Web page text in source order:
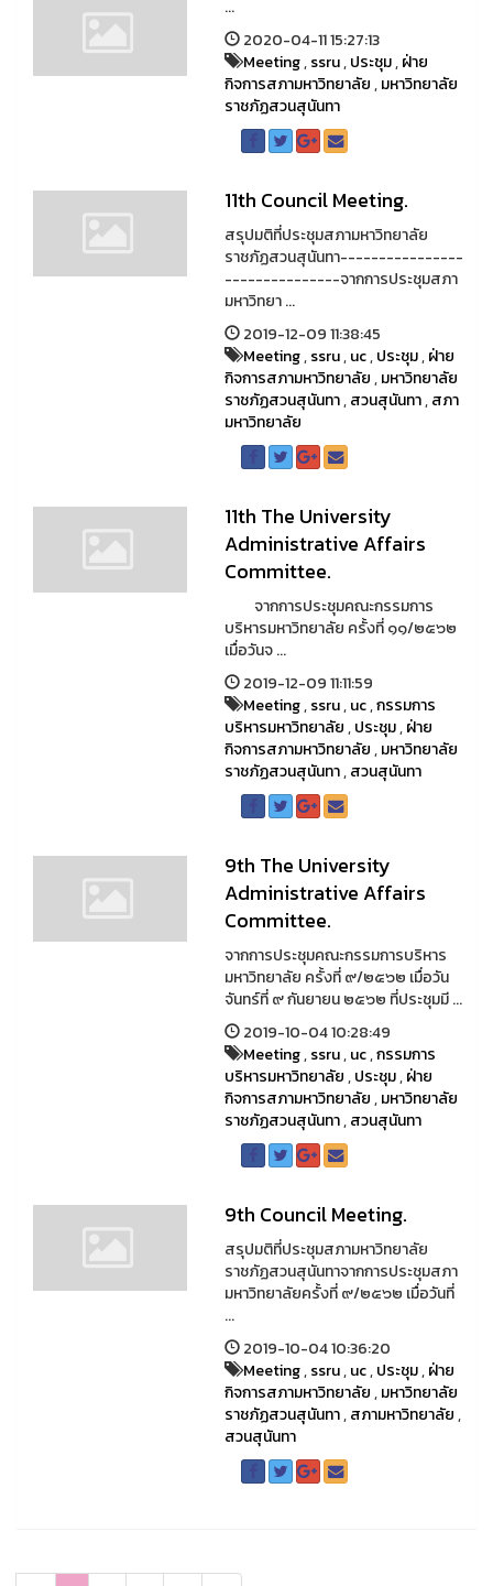
...
2020-04-11 15:27:13
Meeting,ssru,ประชุม,ฝ่าย
กิจการสภามหาวิทยาลัย,มหาวิทยาลัย
ราชภัฏสวนสุนันทา
11th Council Meeting.
สรุปมติที่ประชุมสภามหาวิทยาลัย
ราชภัฏสวนสุนันทา----------------
---------------จากการประชุมสภา
มหาวิทยา ...
2019-12-09 11:38:45
Meeting,ssru,uc,ประชุม,ฝ่าย
กิจการสภามหาวิทยาลัย,มหาวิทยาลัย
ราชภัฏสวนสุนันทา,สวนสุนันทา,สภา
มหาวิทยาลัย
11th The University
Administrative Affairs
Committee.
จากการประชุมคณะกรรมการ
บริหารมหาวิทยาลัย ครั้งที่ ๑๑/๒๕๖๒
เมื่อวันจ ...
2019-12-09 11:11:59
Meeting,ssru,uc,กรรมการ
บริหารมหาวิทยาลัย,ประชุม,ฝ่าย
กิจการสภามหาวิทยาลัย,มหาวิทยาลัย
ราชภัฏสวนสุนันทา,สวนสุนันทา
9th The University
Administrative Affairs
Committee.
จากการประชุมคณะกรรมการบริหาร
มหาวิทยาลัย ครั้งที่ ๙/๒๕๖๒ เมื่อวัน
จันทร์ที่ ๙ กันยายน ๒๕๖๒ ที่ประชุมมี ...
2019-10-04 10:28:49
Meeting,ssru,uc,กรรมการ
บริหารมหาวิทยาลัย,ประชุม,ฝ่าย
กิจการสภามหาวิทยาลัย,มหาวิทยาลัย
ราชภัฏสวนสุนันทา,สวนสุนันทา
9th Council Meeting.
สรุปมติที่ประชุมสภามหาวิทยาลัย
ราชภัฏสวนสุนันทาจากการประชุมสภา
มหาวิทยาลัยครั้งที่ ๙/๒๕๖๒ เมื่อวันที่
...
2019-10-04 10:36:20
Meeting,ssru,uc,ประชุม,ฝ่าย
กิจการสภามหาวิทยาลัย,มหาวิทยาลัย
ราชภัฏสวนสุนันทา,สภามหาวิทยาลัย,
สวนสุนันทา